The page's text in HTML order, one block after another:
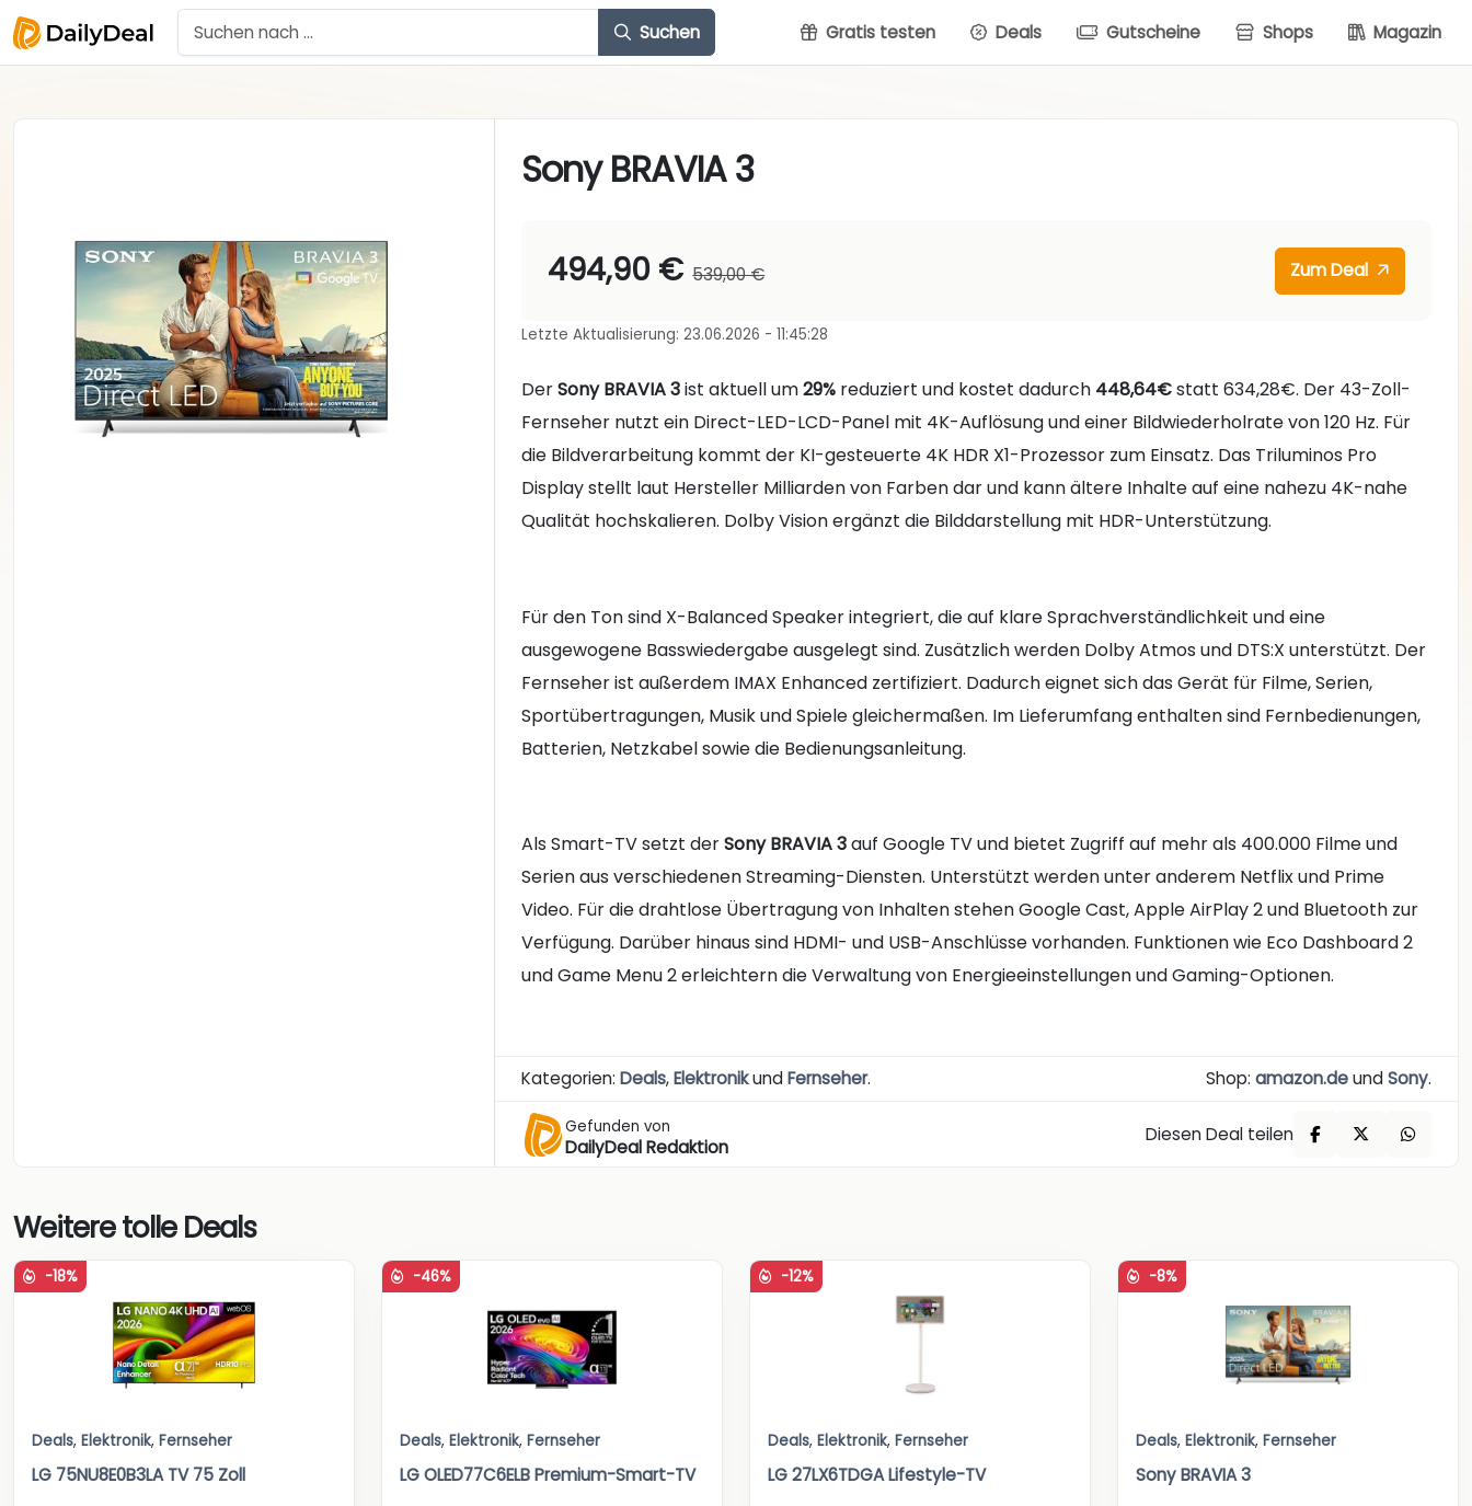
Suchen Gratis testen Deals Gutscheine Shops Magazin
Sony BRAVIA 3
494,90 € 539,00 € Zum Deal
Letzte Aktualisierung: 23.06.2026 - 11:45:28
DerSony BRAVIA 3ist aktuell um29% reduziert und kostet dadurch 448,64€statt 634,28€. Der 43-Zoll-
Fernseher nutzt ein Direct-LED-LCD-Panel mit 4K-Auflösung und einer Bildwiederholrate von 120 Hz. Für
die Bildverarbeitung kommt der KI-gesteuerte 4K HDR X1-Prozessor zum Einsatz. Das Triluminos Pro
Display stellt laut Hersteller Milliarden von Farben dar und kann ältere Inhalte auf eine nahezu 4K-nahe
Qualität hochskalieren. Dolby Vision ergänzt die Bilddarstellung mit HDR-Unterstützung.
Für den Ton sind X-Balanced Speaker integriert, die auf klare Sprachverständlichkeit und eine
ausgewogene Basswiedergabe ausgelegt sind. Zusätzlich werden Dolby Atmos und DTS:X unterstützt. Der
Fernseher ist außerdem IMAX Enhanced zertifiziert. Dadurch eignet sich das Gerät für Filme, Serien,
Sportübertragungen, Musik und Spiele gleichermaßen. Im Lieferumfang enthalten sind Fernbedienungen,
Batterien, Netzkabel sowie die Bedienungsanleitung.
Als Smart-TV setzt derSony BRAVIA 3auf Google TV und bietet Zugriff auf mehr als 400.000 Filme und
Serien aus verschiedenen Streaming-Diensten. Unterstützt werden unter anderem Netflix und Prime
Video. Für die drahtlose Übertragung von Inhalten stehen Google Cast, Apple AirPlay 2 und Bluetooth zur
Verfügung. Darüber hinaus sind HDMI- und USB-Anschlüsse vorhanden. Funktionen wie Eco Dashboard 2
und Game Menu 2 erleichtern die Verwaltung von Energieeinstellungen und Gaming-Optionen.
Kategorien:Deals,ElektronikundFernseher. Shop: amazon.deundSony.
Gefunden von
DailyDeal Redaktion
Diesen Deal teilen
Weitere tolle Deals
-18%
Deals, Elektronik, Fernseher
LG 75NU8E0B3LA TV 75 Zoll
-46%
Deals, Elektronik, Fernseher
LG OLED77C6ELB Premium-Smart-TV
-12%
Deals, Elektronik, Fernseher
LG 27LX6TDGA Lifestyle-TV
-8%
Deals, Elektronik, Fernseher
Sony BRAVIA 3